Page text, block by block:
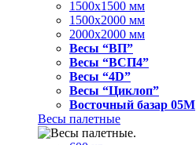
1500x1500 мм
1500x2000 мм
2000x2000 мм
Весы “ВП”
Весы “ВСП4”
Весы “4D”
Весы “Циклоп”
Восточный базар 05M
Весы палетные